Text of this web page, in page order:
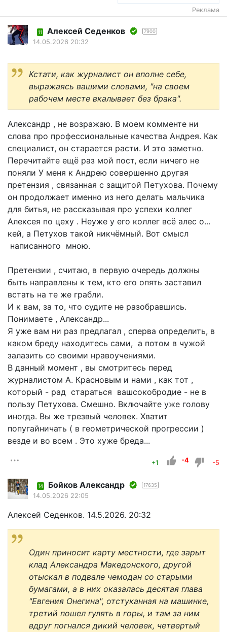
Реклама
11 Алексей Седенков 7900
14.05.2026 20:32
Кстати, как журналист он вполне себе,
выражаясь вашими словами, "на своем
рабочем месте вкалывает без брака".
Александр , не возражаю. В моем комменте ни
слова про профессиональные качества Андрея. Как
специалист, он старается расти. И это заметно.
Перечитайте ещё раз мой пост, если ничего не
поняли У меня к Андрею совершенно другая
претензия , связанная с защитой Петухова. Почему
он продолжает именно из него делать мальчика
для битья, не рассказывая про успехи коллег
Алексея по цеху . Неуже у его коллег всё алес о...
кей, а Петухов такой никчёмный. Вот смысл
написанного мною.
Претензии , считаю, в первую очередь должны
быть направлены к тем, кто его опять заставил
встать на те же грабли.
И к вам, за то, что судите не разобравшись.
Понимаете , Александр...
Я уже вам ни раз предлагал , сперва определить, в
каком бреду находитесь сами, а потом в чужой
залазить со своими нравоучениями.
В данный момент , вы смотритесь перед
журналистом А. Красновым и нами , как тот ,
который - рад стараться вашсокобродие - не в
пользу Петухова. Смешно. Включайте уже голову
иногда. Вы же трезвый человек. Хватит
попугайничать ( в геометрической прогрессии )
везде и во всем . Это хуже бреда...
+1 -4 -5
14 Бойков Александр 17635
14.05.2026 22:05
Алексей Седенков. 14.5.2026. 20:32
Один приносит карту местности, где зарыт
клад Александра Македонского, другой
отыскал в подвале чемодан со старыми
бумагами, а в них оказалась десятая глава
"Евгения Онегина", отстуканная на машинке,
третий пошел гулять в горы, и там за ним
вдруг погнался дикий человек, четвертый